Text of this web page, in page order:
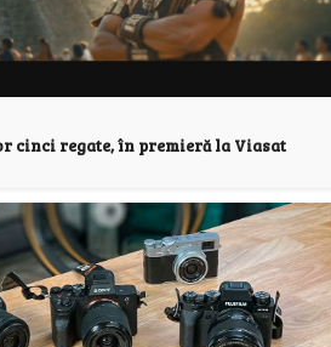
cinci regate, în premieră la Viasat